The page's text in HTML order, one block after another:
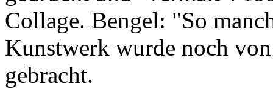
Collage. Bengel: "So
Kunstwerk wurde noch
gebracht.